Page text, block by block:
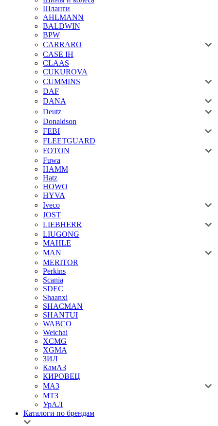
Шланги
AHLMANN
BALDWIN
BPW
CARRARO
CASE IH
CLAAS
CUKUROVA
CUMMINS
DAF
DANA
Deutz
Donaldson
FEBI
FLEETGUARD
FOTON
Fuwa
HAMM
Hatz
HOWO
HYVA
Iveco
JOST
LIEBHERR
LIUGONG
MAHLE
MAN
MERITOR
Perkins
Scania
SDEC
Shaanxi
SHACMAN
SHANTUI
WABCO
Weichai
XCMG
XGMA
ЗИЛ
КамАЗ
КИРОВЕЦ
МАЗ
МТЗ
УрАЛ
Каталоги по брендам